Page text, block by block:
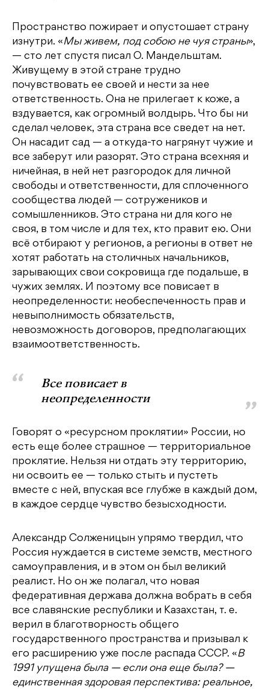
Пространство пожирает и опустошает страну
изнутри. «Мы живем, под собою не чуя страны»,
— сто лет спустя писал О. Мандельштам.
Живущему в этой стране трудно
почувствовать ее своей и нести за нее
ответственность. Она не прилегает к коже, а
вздувается, как огромный волдырь. Что бы ни
сделал человек, эта страна все сведет на нет.
Он насадит сад — а откуда-то нагрянут чужие и
все заберут или разорят. Это страна всехняя и
ничейная, в ней нет разгородок для личной
свободы и ответственности, для сплоченного
сообщества людей — сотружеников и
сомышленников. Это страна ни для кого не
своя, в том числе и для тех, кто правит ею. Они
всё отбирают у регионов, а регионы в ответ не
хотят работать на столичных начальников,
зарывающих свои сокровища где подальше, в
чужих землях. И поэтому все повисает в
неопределенности: необеспеченность прав и
невыполнимость обязательств,
невозможность договоров, предполагающих
взаимоответственность.
Все повисает в
неопределенности
Говорят о «ресурсном проклятии» России, но
есть еще более страшное — территориальное
проклятие. Нельзя ни отдать эту территорию,
ни освоить ее — только стыть и пустеть
вместе с ней, впуская все глубже в каждый дом,
в каждое сердце чувство безысходности.
Александр Солженицын упрямо твердил, что
Россия нуждается в системе земств, местного
самоуправления, и в этом он был великий
реалист. Но он же полагал, что новая
федеративная держава должна вобрать в себя
все славянские республики и Казахстан, т. е.
верил в благотворность общего
государственного пространства и призывал к
его расширению уже после распада СССР. «В
1991 упущена была — если она еще была? —
единственная здоровая перспектива: реальное,